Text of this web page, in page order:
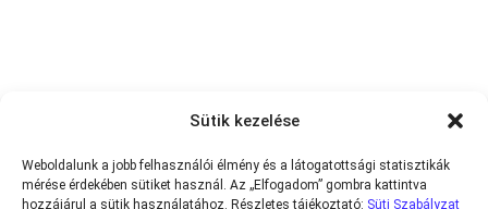
Sütik kezelése
Weboldalunk a jobb felhasználói élmény és a látogatottsági statisztikák
mérése érdekében sütiket használ. Az „Elfogadom” gombra kattintva
hozzájárul a sütik használatához. Részletes tájékoztató: Süti Szabályzat